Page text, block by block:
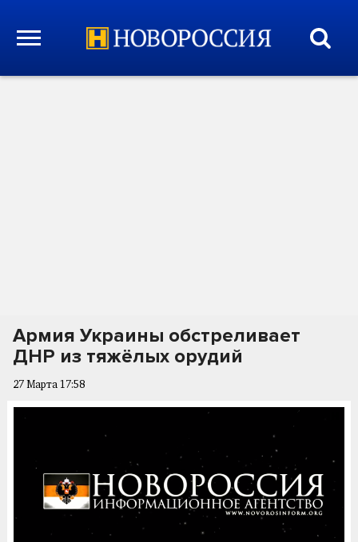
Армия Украины обстреливает
ДНР из тяжёлых орудий
27 Марта 17:58